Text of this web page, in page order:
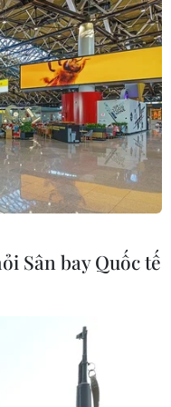
và
Sân bay Quốc tế